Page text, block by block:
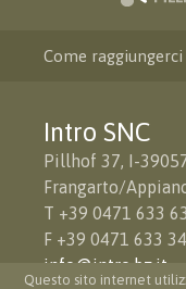
Come raggiungerci
Intro SNC
Pillhof 37, I-
Frangarto/
T +39 0471 633
F +39 0471 633
info@intro.bz.it
Questo sito internet